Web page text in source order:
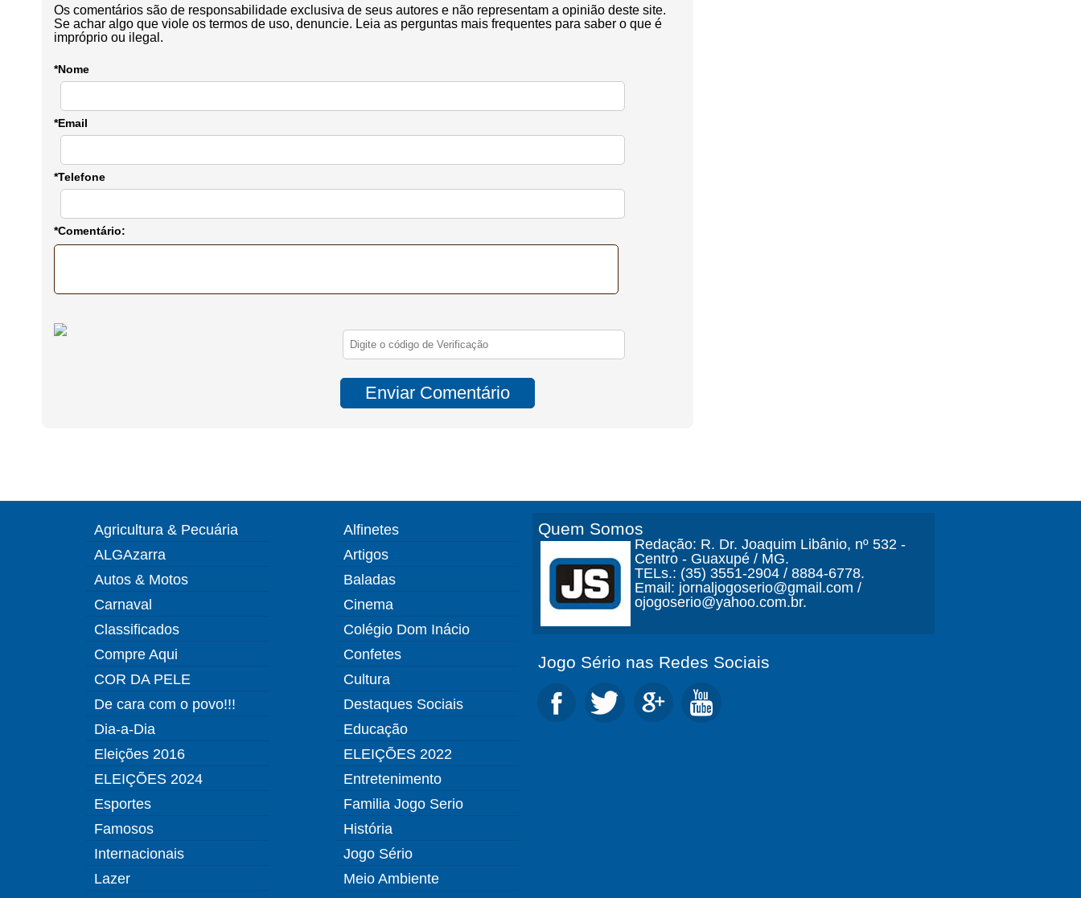
Os comentários são de responsabilidade exclusiva de seus autores e não representam a opinião deste site.
Se achar algo que viole os termos de uso, denuncie. Leia as perguntas mais frequentes para saber o que é
impróprio ou ilegal.
*Nome
*Email
*Telefone
*Comentário:
Agricultura & Pecuária
ALGAzarra
Autos & Motos
Carnaval
Classificados
Compre Aqui
COR DA PELE
De cara com o povo!!!
Dia-a-Dia
Eleições 2016
ELEIÇÕES 2024
Esportes
Famosos
Internacionais
Lazer
Alfinetes
Artigos
Baladas
Cinema
Colégio Dom Inácio
Confetes
Cultura
Destaques Sociais
Educação
ELEIÇÕES 2022
Entretenimento
Familia Jogo Serio
História
Jogo Sério
Meio Ambiente
Quem Somos
Redação: R. Dr. Joaquim Libânio, nº 532 -
Centro - Guaxupé / MG.
TELs.: (35) 3551-2904 / 8884-6778.
Email: jornaljogoserio@gmail.com /
ojogoserio@yahoo.com.br.
Jogo Sério nas Redes Sociais